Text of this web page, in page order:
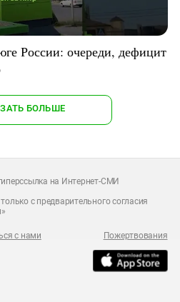
России: очереди, дефицит
БОЛЬШЕ
на Интернет-СМИ
с предварительного согласия
с нами Пожертвования